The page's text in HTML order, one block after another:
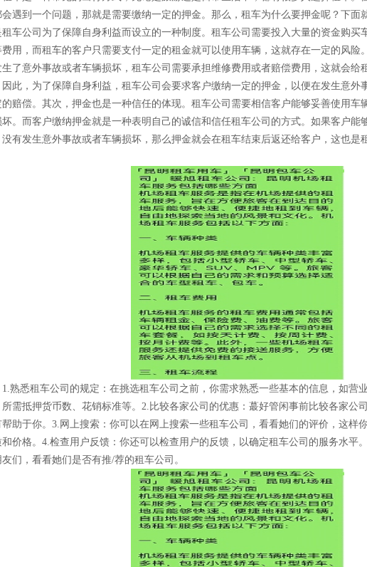
会遇到一个问题，那就是需要缴纳一定的押金。那么，租车为什么要押金呢？下面
租车公司为了保障自身利益而设立的一种制度。租车公司需要投入大量的资金购买
费用，而租车的客户只需要支付一定的租金就可以使用车辆，这就存在一定的风险
生了意外事故或者车辆损坏，租车公司需要承担维修费用或者赔偿费用，这就会给
因此，为了保障自身利益，租车公司会要求客户缴纳一定的押金，以便在发生意外
的赔偿。其次，押金也是一种信任的体现。租车公司需要相信客户能够妥善使用车
坏。而客户缴纳押金就是一种表明自己的诚信和信任租车公司的方式。如果客户能
没有发生意外事故或者车辆损坏，那么押金就会在租车结束后返还给客户，这也是
1.熟悉租车公司的规定：在挑选租车公司之前，你需求熟悉一些基本的信息，如营
所需抵押货币数、花销标准等。2.比较各家公司的优惠：蕞好管闲事前比较各家公
帮助于你。3.网上搜索：你可以在网上搜索一些租车公司，看看她们的评价，这样
和价格。4.检查用户反馈：你还可以检查用户的反馈，以确定租车公司的服务水平
友们，看看她们是否有推/荐的租车公司。